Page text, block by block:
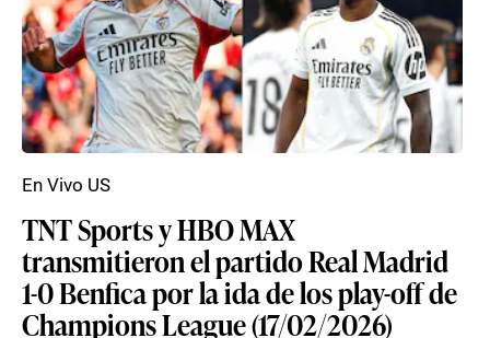
TNT Sports y HBO MAX
transmitieron el partido Real Madrid
1-0 Benfica por la ida de los play-off de
Champions League (17/02/2026)
En Vivo US